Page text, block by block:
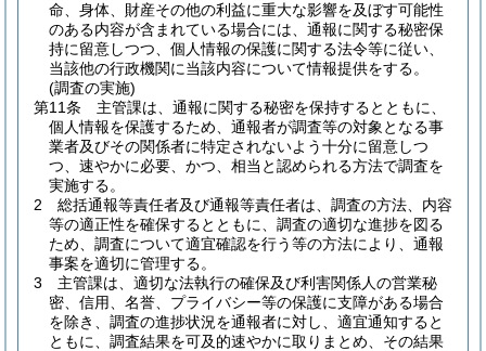
命、身体、財産その他の利益に重大な影響を及ぼす可能性
のある内容が含まれている場合には、通報に関する秘密保
持に留意しつつ、個人情報の保護に関する法令等に従い、
当該他の行政機関に当該内容について情報提供をする。
(調査の実施)
第11条
主管課は、通報に関する秘密を保持するとともに、
個人情報を保護するため、通報者が調査等の対象となる事
業者及びその関係者に特定されないよう十分に留意しつ
つ、速やかに必要、かつ、相当と認められる方法で調査を
実施する。
2
総括通報等責任者及び通報等責任者は、調査の方法、内容
等の適正性を確保するとともに、調査の適切な進捗を図る
ため、調査について適宜確認を行う等の方法により、通報
事案を適切に管理する。
3
主管課は、適切な法執行の確保及び利害関係人の営業秘
密、信用、名誉、プライバシー等の保護に支障がある場合
を除き、調査の進捗状況を通報者に対し、適宜通知すると
ともに、調査結果を可及的速やかに取りまとめ、その結果